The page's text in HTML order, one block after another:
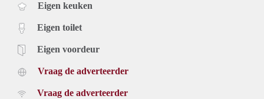
Eigen keuken
Eigen toilet
Eigen voordeur
Vraag de adverteerder
Vraag de adverteerder